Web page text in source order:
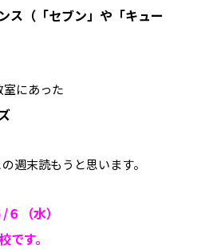
ス（「セブン」や「キュー
にあった
週末読もうと思います。
（水）
です。